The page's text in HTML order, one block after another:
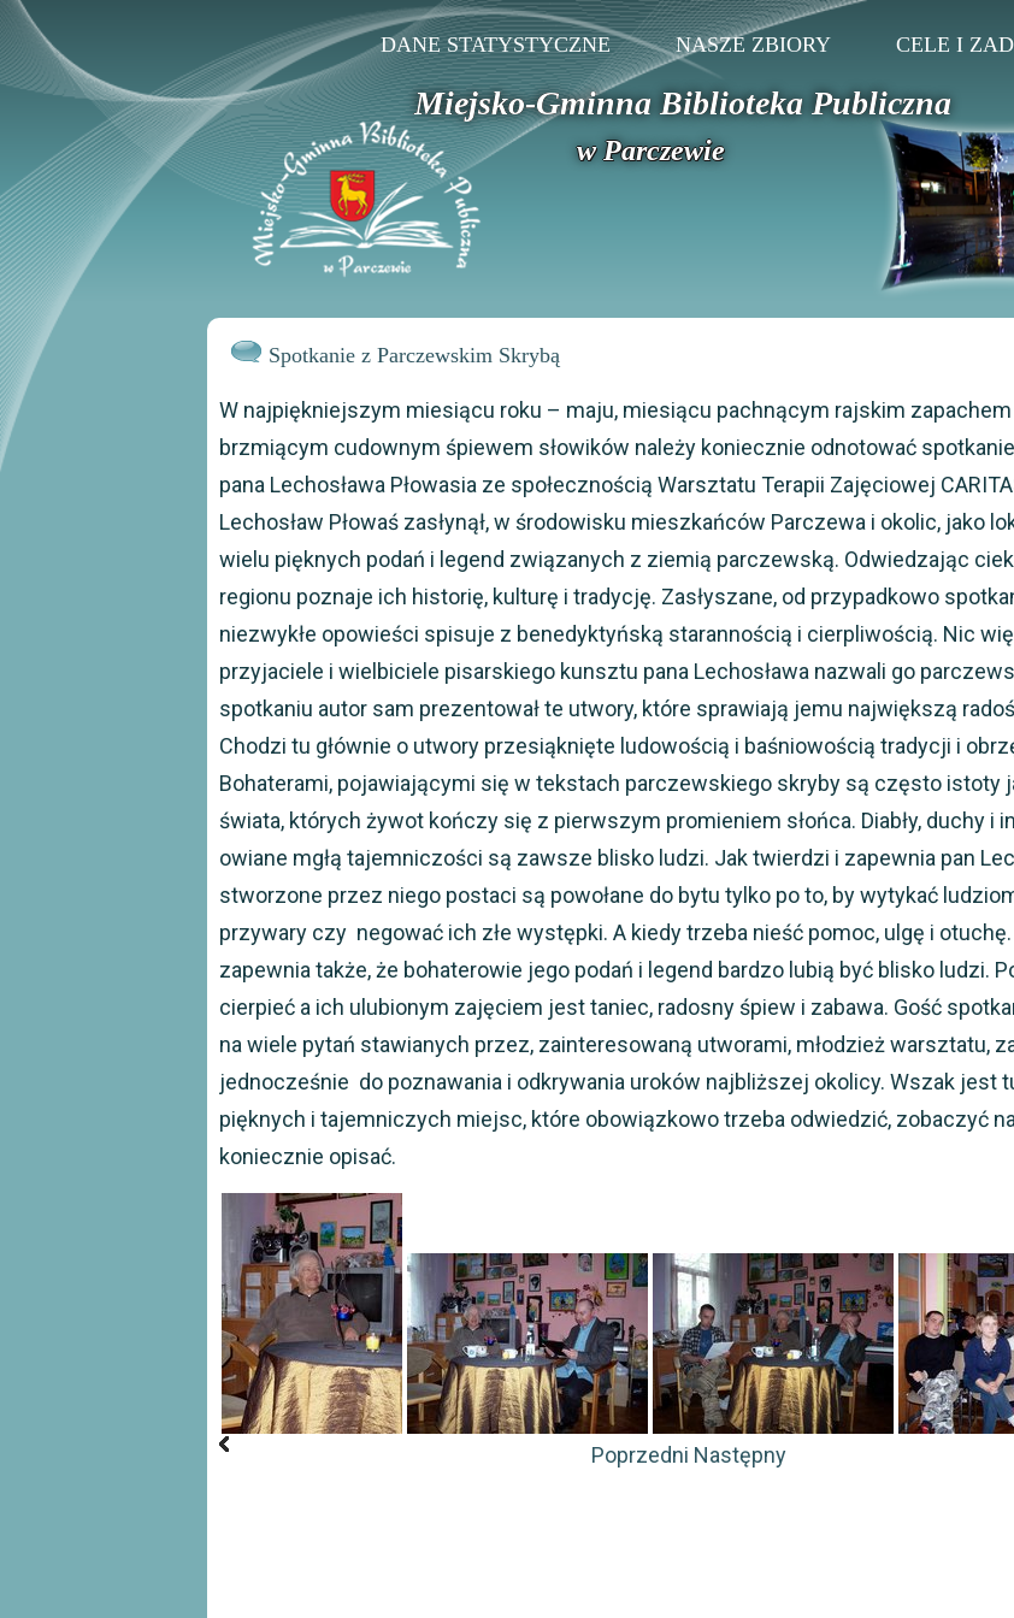
DANE STATYSTYCZNE NASZE ZBIORY CELE I
Miejsko-Gminna Biblioteka Publiczna
w Parczewie
Spotkanie z Parczewskim Skrybą
W najpiękniejszym miesiącu roku – maju, miesiącu pachnącym rajskim
brzmiącym cudownym śpiewem słowików należy koniecznie odnotować
pana Lechosława Płowasia ze społecznością Warsztatu Terapii Zajęciowej
Lechosław Płowaś zasłynął, w środowisku mieszkańców Parczewa i okolic, jako
wielu pięknych podań i legend związanych z ziemią parczewską. Odwiedzając
regionu poznaje ich historię, kulturę i tradycję. Zasłyszane, od przypadkowo
niezwykłe opowieści spisuje z benedyktyńską starannością i cierpliwością. Nic
przyjaciele i wielbiciele pisarskiego kunsztu pana Lechosława nazwali go
spotkaniu autor sam prezentował te utwory, które sprawiają jemu największą
Chodzi tu głównie o utwory przesiąknięte ludowością i baśniowością tradycji i
Bohaterami, pojawiającymi się w tekstach parczewskiego skryby są często istoty
świata, których żywot kończy się z pierwszym promieniem słońca. Diabły, duchy i
owiane mgłą tajemniczości są zawsze blisko ludzi. Jak twierdzi i zapewnia pan
stworzone przez niego postaci są powołane do bytu tylko po to, by wytykać
przywary czy negować ich złe występki. A kiedy trzeba nieść pomoc, ulgę i
zapewnia także, że bohaterowie jego podań i legend bardzo lubią być blisko ludzi.
cierpieć a ich ulubionym zajęciem jest taniec, radosny śpiew i zabawa. Gość
na wiele pytań stawianych przez, zainteresowaną utworami, młodzież warsztatu,
jednocześnie do poznawania i odkrywania uroków najbliższej okolicy. Wszak jest
pięknych i tajemniczych miejsc, które obowiązkowo trzeba odwiedzić, zobaczyć
koniecznie opisać.
Poprzedni Następny